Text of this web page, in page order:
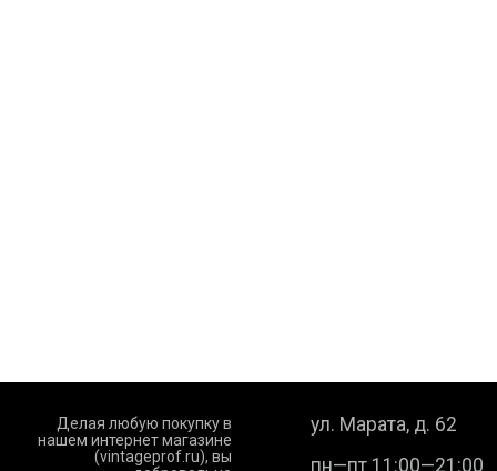
Делая любую покупку в
нашем интернет магазине
(vintageprof.ru), вы
ул. Марата, д. 62
пн—пт 11:00—21:00